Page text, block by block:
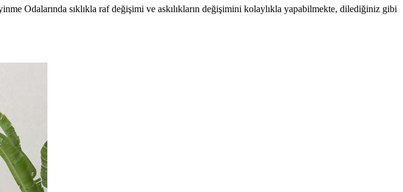
Odalarında sıklıkla raf değişimi ve askılıkların değişimini kolaylıkla yapabilmekte, dilediğiniz gibi